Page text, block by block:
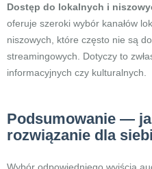
Dostęp do lokalnych i
oferuje szeroki wybór kanałów
niszowych, które często nie są
streamingowych. Dotyczy to
informacyjnych czy kulturalnych.
Podsumowanie —
rozwiązanie dla